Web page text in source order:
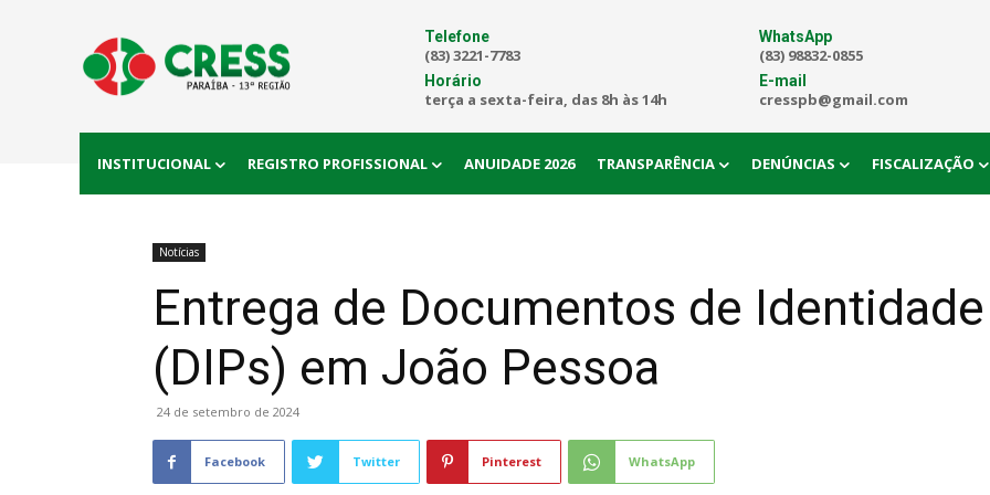
Telefone
(83) 3221-7783
Horário
terça a sexta-feira, das 8h às 14h
WhatsApp
(83) 98832-0855
E-mail
cresspb@gmail.com
INSTITUCIONAL REGISTRO PROFISSIONAL ANUIDADE 2026 TRANSPARÊNCIA DENÚNCIAS FISCALIZAÇÃO
Notícias
Entrega de Documentos de
(DIPs) em João Pessoa
24 de setembro de 2024
Facebook Twitter Pinterest WhatsApp